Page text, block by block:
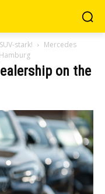
stark!
Mercedes
on the